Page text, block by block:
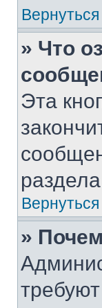
» Что
Эта
»